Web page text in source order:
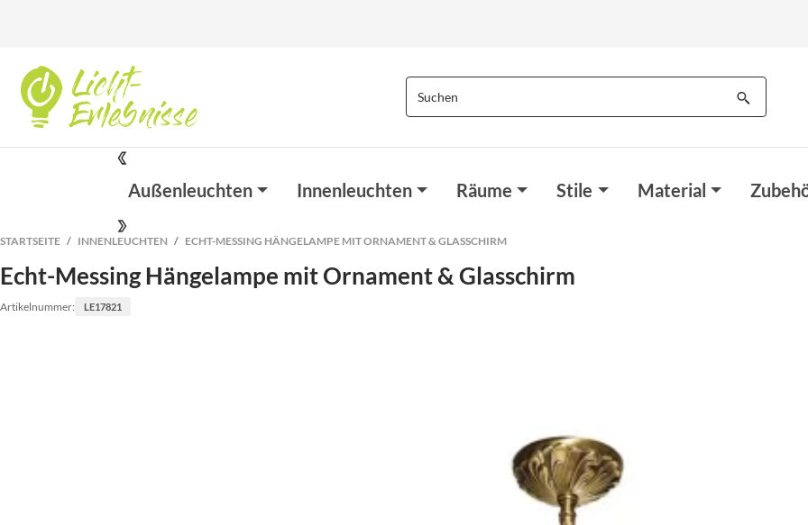
Außenleuchten Innenleuchten Räume Stile Material
STARTSEITE INNENLEUCHTEN ECHT-MESSING HÄNGELAMPE MIT ORNAMENT & GLASSCHIRM
Echt-Messing Hängelampe mit Ornament & Glasschirm
Artikelnummer: LE17821